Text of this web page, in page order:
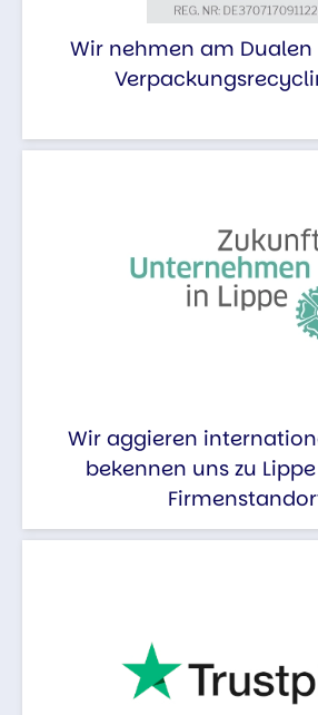
Wir nehmen am
Wir aggieren
bekennen uns zu